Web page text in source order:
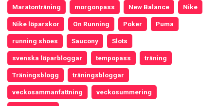
Maratonträning morgonpass New Balance Nike
Nike löparskor On Running Poker Puma
running shoes Saucony Slots
svenska löparbloggar tempopass träning
Träningsblogg träningsbloggar
veckosammanfattning veckosummering